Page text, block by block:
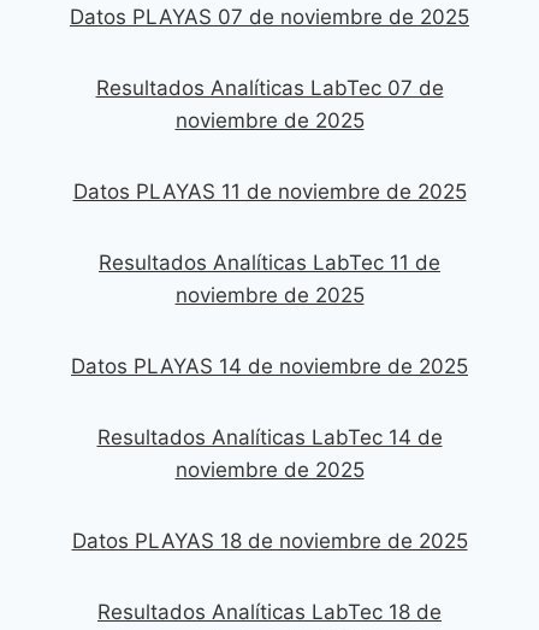
Datos PLAYAS 07 de noviembre de 2025
Resultados Analíticas LabTec 07 de
noviembre de 2025
Datos PLAYAS 11 de noviembre de 2025
Resultados Analíticas LabTec 11 de
noviembre de 2025
Datos PLAYAS 14 de noviembre de 2025
Resultados Analíticas LabTec 14 de
noviembre de 2025
Datos PLAYAS 18 de noviembre de 2025
Resultados Analíticas LabTec 18 de